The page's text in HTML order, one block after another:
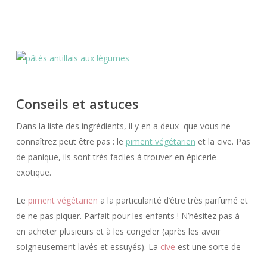
Conseils et astuces
Dans la liste des ingrédients, il y en a deux que vous ne
connaîtrez peut être pas : le piment végétarien et la cive. Pas
de panique, ils sont très faciles à trouver en épicerie
exotique.
Le piment végétarien a la particularité d’être très parfumé et
de ne pas piquer. Parfait pour les enfants ! N’hésitez pas à
en acheter plusieurs et à les congeler (après les avoir
soigneusement lavés et essuyés). La cive est une sorte de